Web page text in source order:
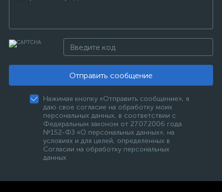
Отправить сообщение
Нажимая кнопку «Отправить сообщение», я
даю свое согласие на обработку моих
персональных данных, в соответствии с
Федеральным законом от 27.07.2006 года
№152-ФЗ «О персональных данных», на
условиях и для целей, определенных в
Согласии на обработку персональных
данных